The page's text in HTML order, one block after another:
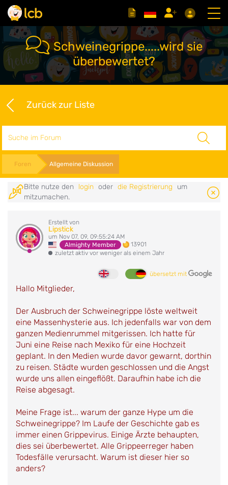
Schweinegrippe.....wird sie
überbewertet?
Zurück zur Liste
Foren Allgemeine Diskussion
Bitte nutze den login oder die Registrierung
um
mitzumachen.
Erstellt von
Lipstick
um Nov 07, 09, 09:55:24 AM
Almighty Member
13901
zuletzt aktiv vor weniger als einem Jahr
übersetzt mit
Hallo Mitglieder,
Der Ausbruch der Schweinegrippe löste weltweit
eine Massenhysterie aus. Ich jedenfalls war von dem
ganzen Medienrummel mitgerissen. Ich hatte für
Juni eine Reise nach Mexiko für eine Hochzeit
geplant. In den Medien wurde davor gewarnt, dorthin
zu reisen. Städte wurden geschlossen und die Angst
wurde uns allen eingeflößt. Daraufhin habe ich die
Reise abgesagt.
Meine Frage ist... warum der ganze Hype um die
Schweinegrippe? Im Laufe der Geschichte gab es
immer einen Grippevirus. Einige Ärzte behaupten,
dies sei überbewertet. Alle Grippeerreger haben
Todesfälle verursacht. Warum ist dieser hier so
anders?